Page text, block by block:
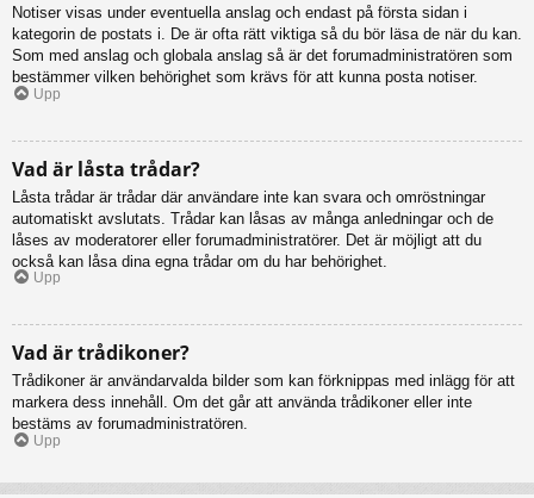
Notiser visas under eventuella anslag och endast på första sidan i
kategorin de postats i. De är ofta rätt viktiga så du bör läsa de när du kan.
Som med anslag och globala anslag så är det forumadministratören som
bestämmer vilken behörighet som krävs för att kunna posta notiser.
Upp
Vad är låsta trådar?
Låsta trådar är trådar där användare inte kan svara och omröstningar
automatiskt avslutats. Trådar kan låsas av många anledningar och de
låses av moderatorer eller forumadministratörer. Det är möjligt att du
också kan låsa dina egna trådar om du har behörighet.
Upp
Vad är trådikoner?
Trådikoner är användarvalda bilder som kan förknippas med inlägg för att
markera dess innehåll. Om det går att använda trådikoner eller inte
bestäms av forumadministratören.
Upp